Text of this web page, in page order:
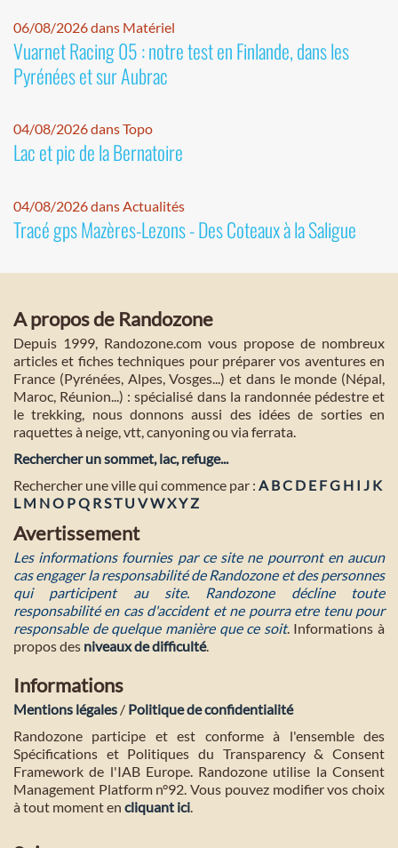
06/08/2026 dans Matériel
Vuarnet Racing 05 : notre test en Finlande, dans les
Pyrénées et sur Aubrac
04/08/2026 dans Topo
Lac et pic de la Bernatoire
04/08/2026 dans Actualités
Tracé gps Mazères-Lezons - Des Coteaux à la Saligue
A propos de Randozone
Depuis 1999, Randozone.com vous propose de nombreux
articles et fiches techniques pour préparer vos aventures en
France (Pyrénées, Alpes, Vosges...) et dans le monde (Népal,
Maroc, Réunion...) : spécialisé dans la randonnée pédestre et
le trekking, nous donnons aussi des idées de sorties en
raquettes à neige, vtt, canyoning ou via ferrata.
Rechercher un sommet, lac, refuge...
Rechercher une ville qui commence par : A BC D E FG H I J K
L M NO PQ R ST U VWXY Z
Avertissement
Les informations fournies par ce site ne pourront en aucun
cas engager la responsabilité de Randozone et des personnes
qui participent au site. Randozone décline toute
responsabilité en cas d'accident et ne pourra etre tenu pour
responsable de quelque manière que ce soit. Informations à
propos des niveaux de difficulté.
Informations
Mentions légales / Politique de confidentialité
Randozone participe et est conforme à l'ensemble des
Spécifications et Politiques du Transparency & Consent
Framework de l'IAB Europe. Randozone utilise la Consent
Management Platform n°92. Vous pouvez modifier vos choix
à tout moment en cliquant ici